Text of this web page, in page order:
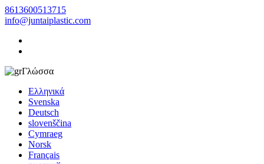
8613600513715
info@juntaiplastic.com
Γλώσσα
Ελληνικά
Svenska
Deutsch
slovenščina
Cymraeg
Norsk
Français